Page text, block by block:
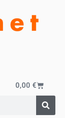
0,00 €